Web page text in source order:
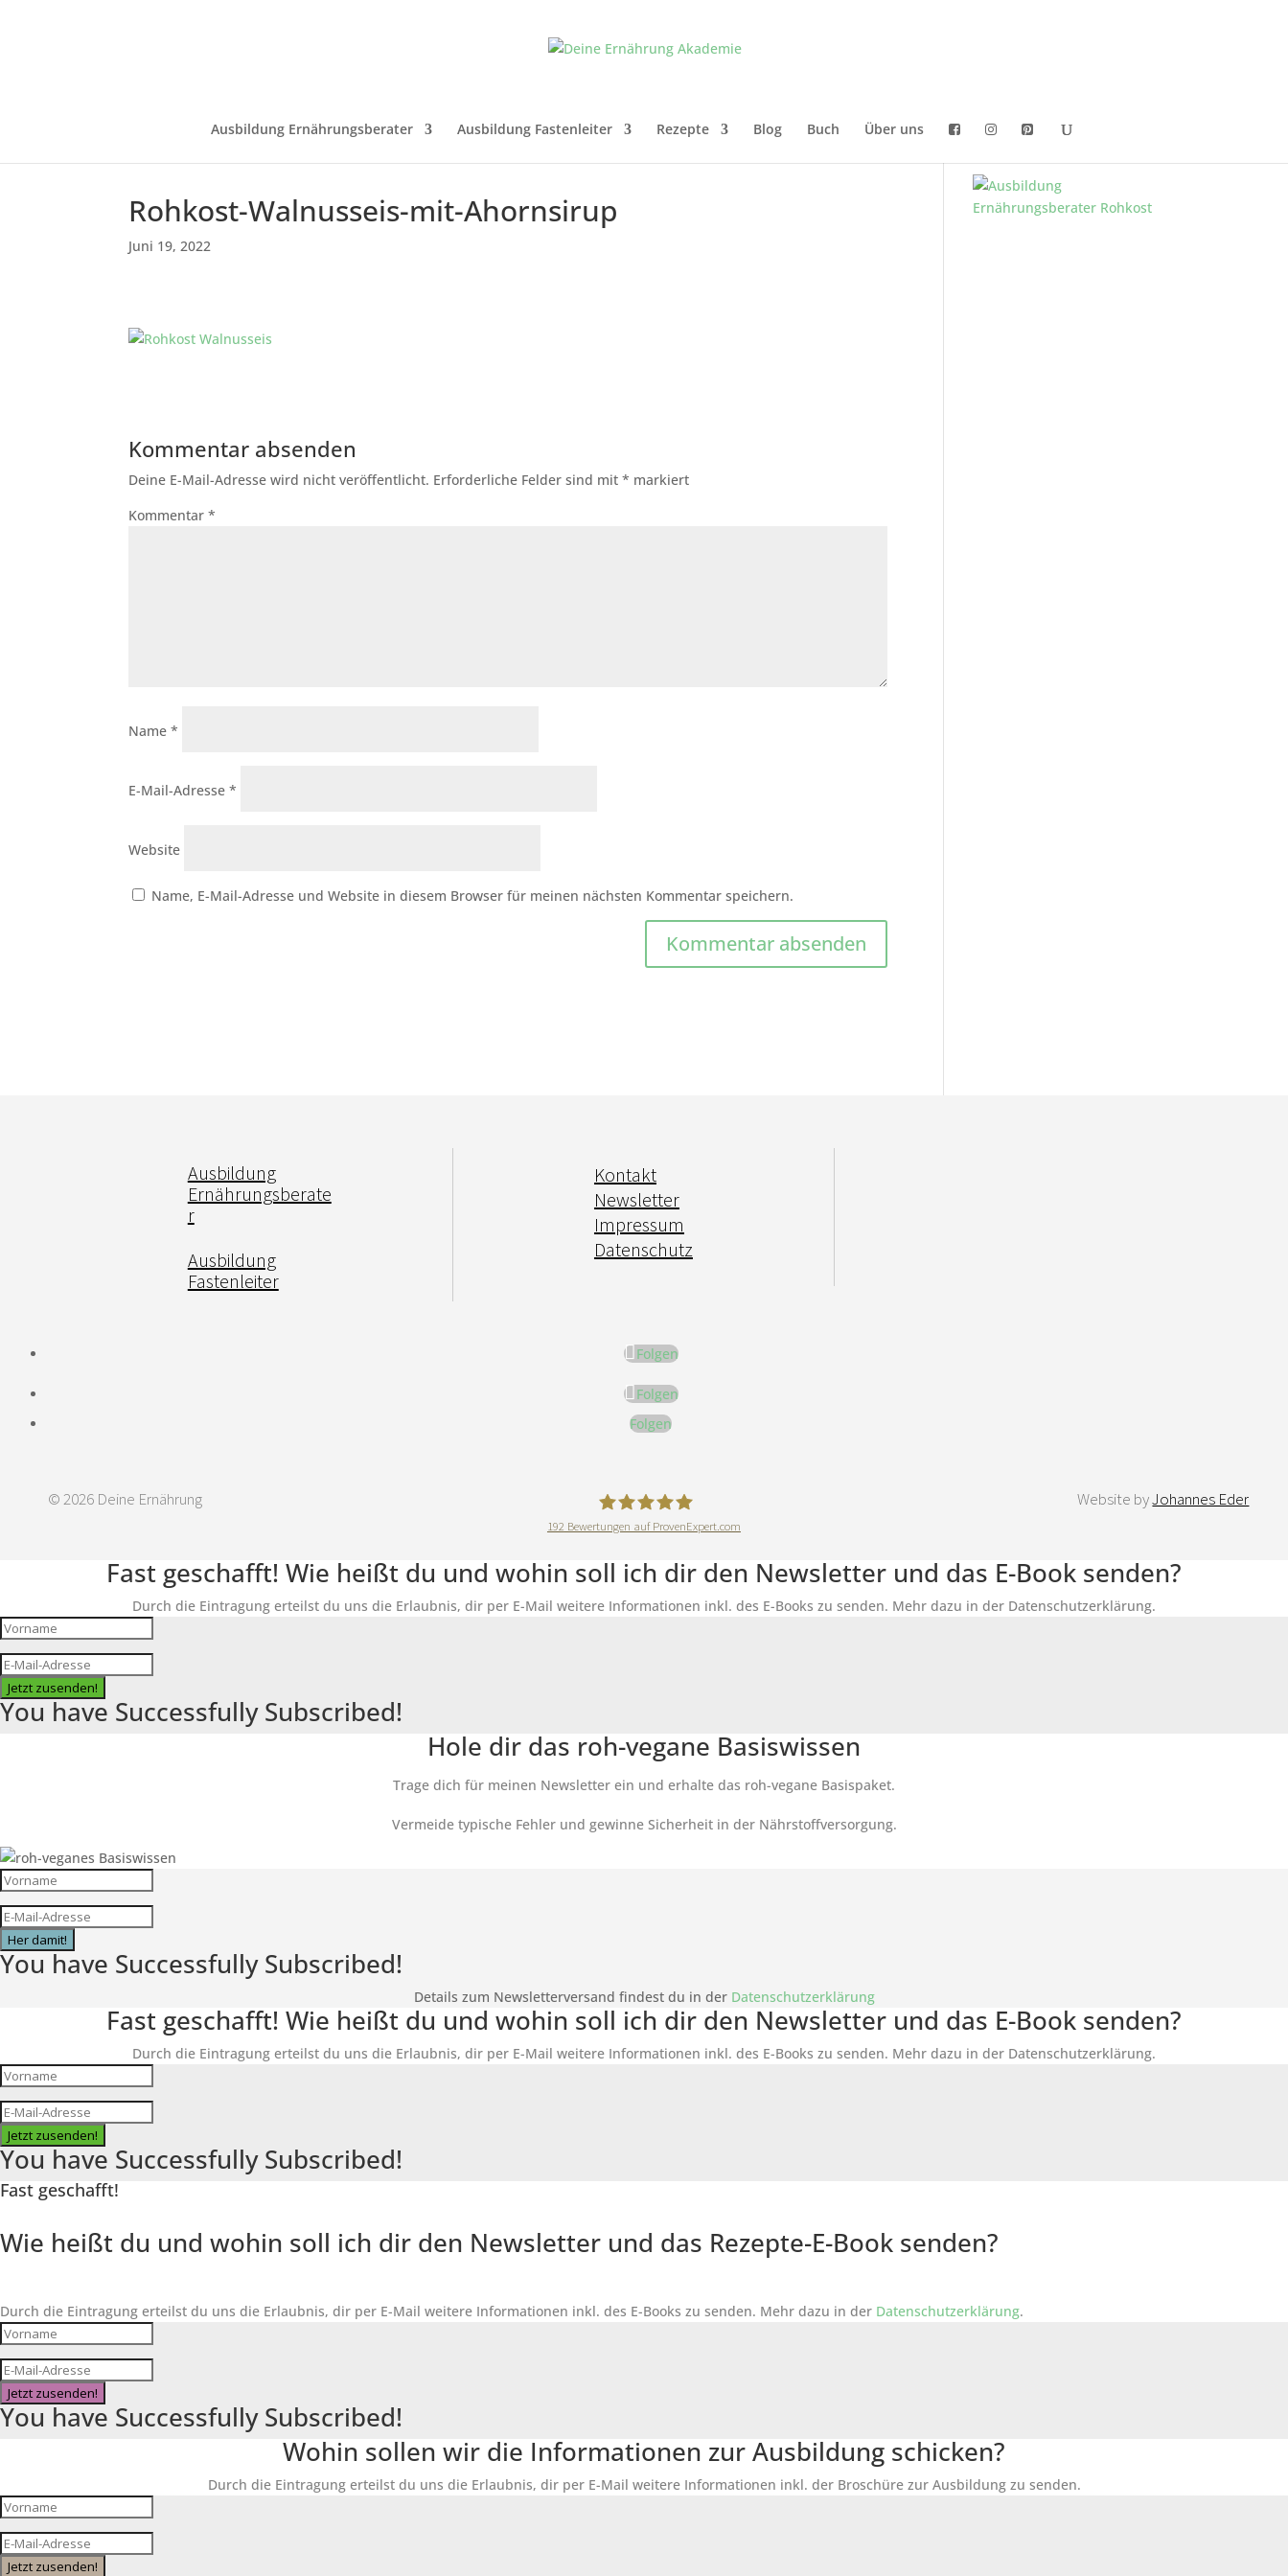
Ausbildung Ernährungsberater Ausbildung Fastenleiter Rezepte Blog Buch Über uns
Rohkost-Walnusseis-mit-Ahornsirup
Juni 19, 2022
Kommentar absenden
Deine E-Mail-Adresse wird nicht veröffentlicht. Erforderliche Felder sind mit* markiert
Kommentar*
Name*
E-Mail-Adresse*
Website
Name, E-Mail-Adresse und Website in diesem Browser für meinen nächsten Kommentar speichern.
Ausbildung
Ernährungsberate
r
Ausbildung
Fastenleiter
Kontakt
Newsletter
Impressum
Datenschutz
Folgen
Folgen
Folgen
© 2026 Deine Ernährung
DeineErnährungAkademie
192 Bewertungen auf ProvenExpert.com
Website byJohannes Eder
Fast geschafft! Wie heißt du und wohin soll ich dir den Newsletter und das E-Book senden?
Durch die Eintragung erteilst du uns die Erlaubnis, dir per E-Mail weitere Informationen inkl. des E-Books zu senden. Mehr dazu in der Datenschutzerklärung.
Jetzt zusenden!
You have Successfully Subscribed!
Hole dir das roh-vegane Basiswissen
Trage dich für meinen Newsletter ein und erhalte das roh-vegane Basispaket.
Vermeide typische Fehler und gewinne Sicherheit in der Nährstoffversorgung.
Her damit!
You have Successfully Subscribed!
Details zum Newsletterversand findest du in der Datenschutzerklärung
Fast geschafft! Wie heißt du und wohin soll ich dir den Newsletter und das E-Book senden?
Durch die Eintragung erteilst du uns die Erlaubnis, dir per E-Mail weitere Informationen inkl. des E-Books zu senden. Mehr dazu in der Datenschutzerklärung.
Jetzt zusenden!
You have Successfully Subscribed!
Fast geschafft!
Wie heißt du und wohin soll ich dir den Newsletter und das Rezepte-E-Book senden?
Durch die Eintragung erteilst du uns die Erlaubnis, dir per E-Mail weitere Informationen inkl. des E-Books zu senden. Mehr dazu in der Datenschutzerklärung.
Jetzt zusenden!
You have Successfully Subscribed!
Wohin sollen wir die Informationen zur Ausbildung schicken?
Durch die Eintragung erteilst du uns die Erlaubnis, dir per E-Mail weitere Informationen inkl. der Broschüre zur Ausbildung zu senden.
Jetzt zusenden!